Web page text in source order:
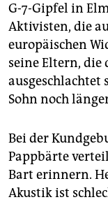
G-7-Gipfel in
Aktivisten, die
europäischen
seine Eltern,
ausgeschlachtet
Sohn noch
Bei der
Pappbärte
Bart erinnern.
Akustik ist